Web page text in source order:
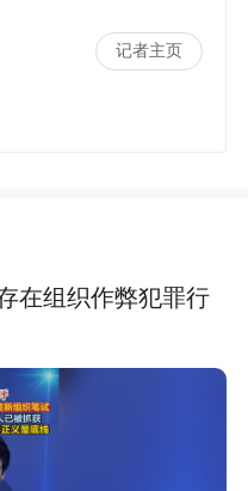
记者主页
在组织作弊犯罪行